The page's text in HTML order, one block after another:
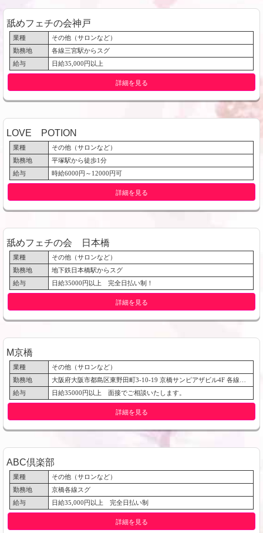
舐めフェチの会神戸
業種
その他（サロンなど）
勤務地
各線三宮駅からスグ
給与
日給35,000円以上
詳細を見る
LOVE POTION
業種
その他（サロンなど）
勤務地
平塚駅から徒歩1分
給与
時給6000円～12000円可
詳細を見る
舐めフェチの会 日本橋
業種
その他（サロンなど）
勤務地
地下鉄日本橋駅からスグ
給与
日給35000円以上 完全日払い制！
詳細を見る
M京橋
業種
その他（サロンなど）
勤務地
給与
日給35000円以上 面接でご相談いたします。
詳細を見る
ABC倶楽部
業種
その他（サロンなど）
勤務地
京橋各線スグ
給与
日給35,000円以上 完全日払い制
詳細を見る